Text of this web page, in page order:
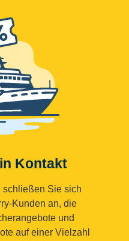
in Kontakt
schließen Sie sich
Kunden an, die
und
auf einer Vielzahl